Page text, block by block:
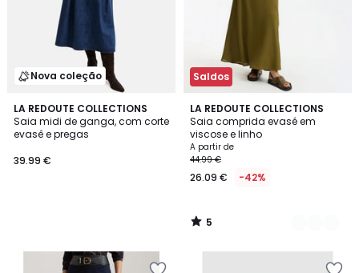
Nova coleção
LA REDOUTE COLLECTIONS
Saia midi de ganga, com corte
evasê e pregas
39.99 €
Saldos
LA REDOUTE COLLECTIONS
Saia comprida evasé em
viscose e linho
A partir de
44.99 €
26.09 € -42%
5
/
5
2
Cores
5
/